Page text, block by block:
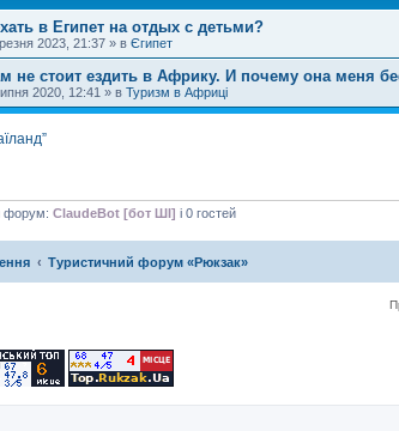
в Египет на отдых с детьми?
2023, 21:37 » в Єгипет
не стоит ездить в Африку. И почему она меня
2020, 12:41 » в Туризм в Африці
форум: ClaudeBot [бот ШІ] і 0 гостей
Туристичний форум «Рюкзак»